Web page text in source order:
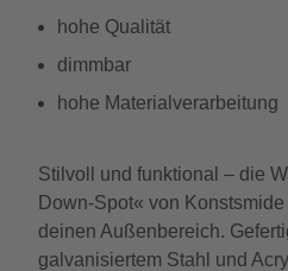
hohe Qualität
dimmbar
hohe Materialverarbeitung
Stilvoll und funktional – die
Down-Spot« von
deinen Außenbereich.
galvanisiertem Stahl und